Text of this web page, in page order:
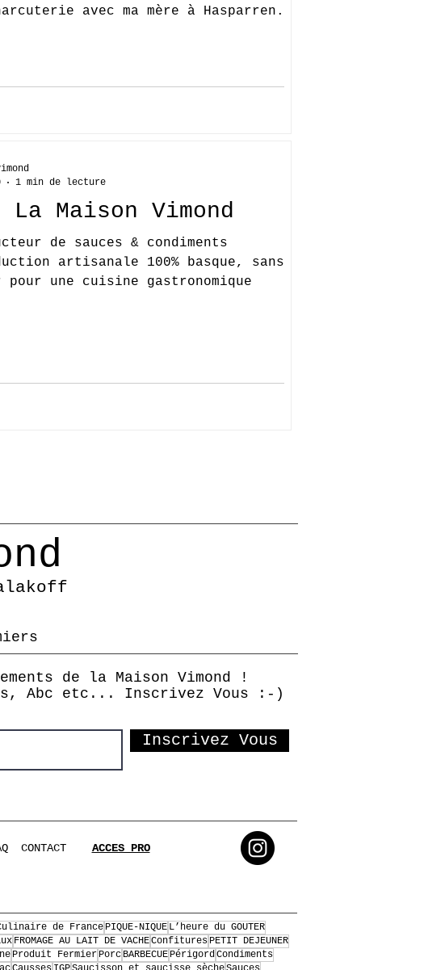
avec ma mère à Hasparren.
Maison Vimond
de sauces & condiments
artisanale 100% basque, sans
pour une cuisine gastronomique
1 min de lecture
de la Maison Vimond !
Abc etc... Inscrivez Vous :-)
Inscrivez Vous
CONTACT ACCES PRO
de France PIQUE-NIQUE L’heure du GOUTER
FROMAGE AU LAIT DE VACHEConfitures PETIT DEJEUNER
Produit Fermier Porc BARBECUE Périgord Condiments